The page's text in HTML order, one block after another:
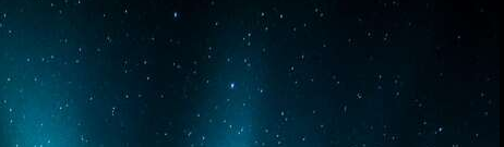
KONTAKTA OSS